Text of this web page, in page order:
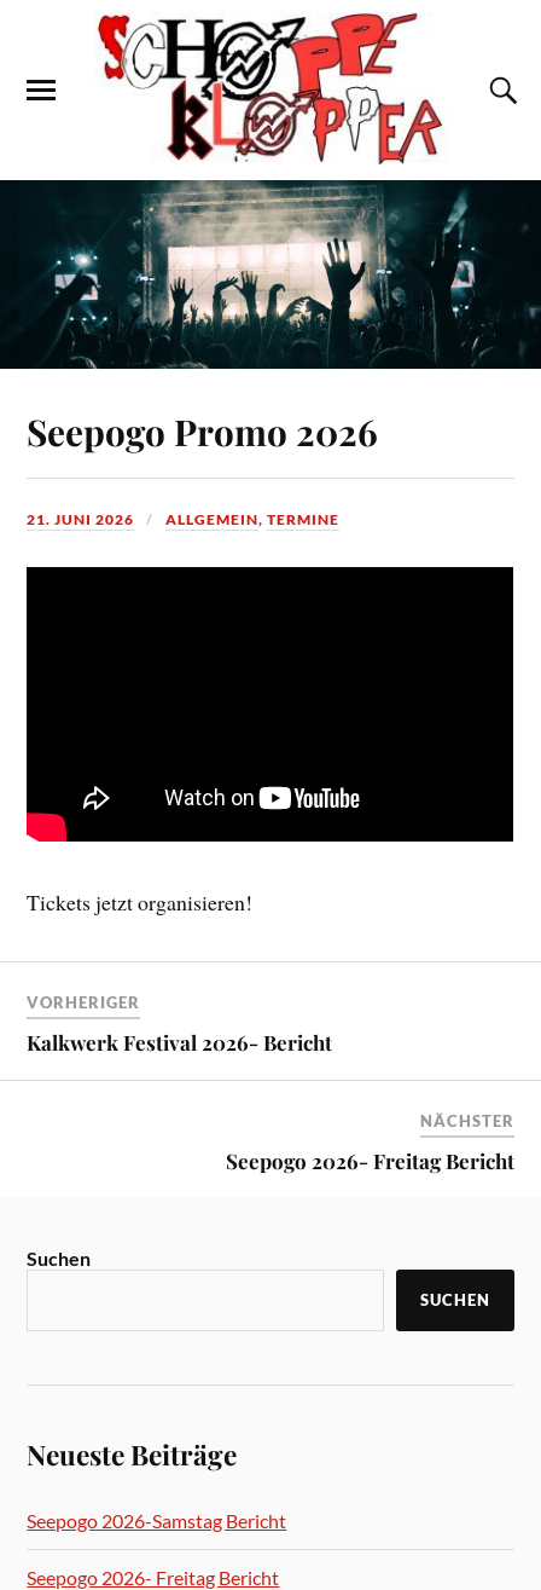
Seepogo Promo 2026
21. JUNI 2026 ALLGEMEIN,TERMINE
Tickets jetzt organisieren!
VORHERIGER
Kalkwerk Festival 2026- Bericht
NÄCHSTER
Seepogo 2026- Freitag Bericht
Suchen
SUCHEN
Neueste Beiträge
Seepogo 2026-Samstag Bericht
Seepogo 2026- Freitag Bericht